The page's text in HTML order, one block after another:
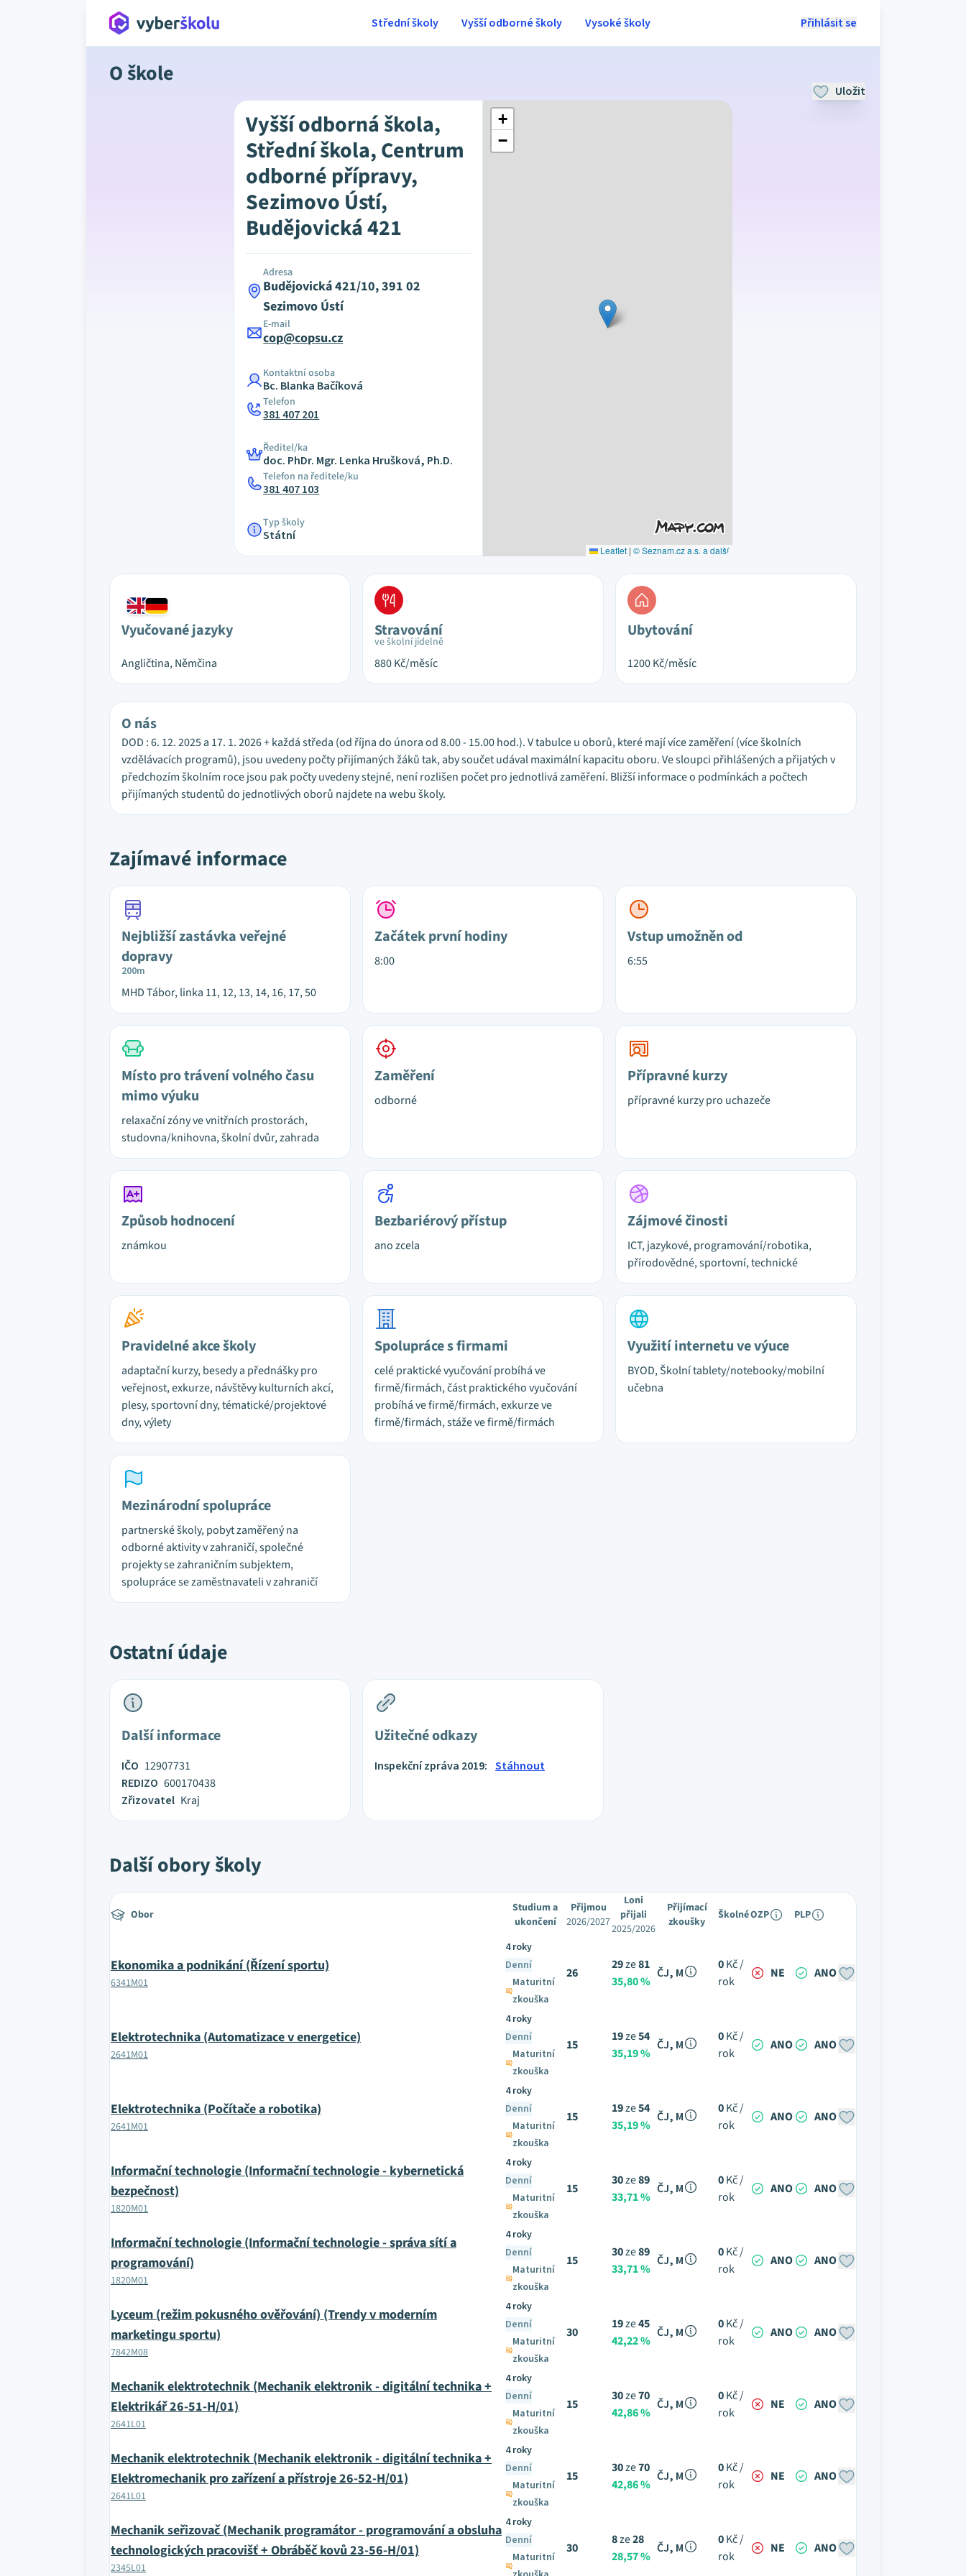
Přihlásit se
Střední školy Vyšší odborné školy Vysoké školy
O škole
Uložit
Vyšší odborná škola,
Střední škola, Centrum
odborné přípravy,
Sezimovo Ústí,
Budějovická 421
Adresa
Budějovická 421/10, 391 02
Sezimovo Ústí
E-mail
cop@copsu.cz
Kontaktní osoba
Bc. Blanka Bačíková
Telefon
381 407 201
Ředitel/ka
doc. PhDr. Mgr. Lenka Hrušková, Ph.D.
Telefon na ředitele/ku
381 407 103
Typ školy
Státní
+
−
Leaflet | © Seznam.cz a.s. a další
Vyučované jazyky
Angličtina, Němčina
Stravování
ve školní jídelně
880Kč/měsíc
Ubytování
1200Kč/měsíc
O nás
DOD : 6. 12. 2025 a 17. 1. 2026 + každá středa (od října do února od 8.00 - 15.00 hod.). V tabulce u oborů, které mají více zaměření (více školních
vzdělávacích programů), jsou uvedeny počty přijímaných žáků tak, aby součet udával maximální kapacitu oboru. Ve sloupci přihlášených a přijatých v
předchozím školním roce jsou pak počty uvedeny stejné, není rozlišen počet pro jednotlivá zaměření. Bližší informace o podmínkách a počtech
přijímaných studentů do jednotlivých oborů najdete na webu školy.
Zajímavé informace
Nejbližší zastávka veřejné
dopravy
200m
MHD Tábor, linka 11, 12, 13, 14, 16, 17, 50
Začátek první hodiny
8:00
Vstup umožněn od
6:55
Místo pro trávení volného času
mimo výuku
relaxační zóny ve vnitřních prostorách,
studovna/knihovna, školní dvůr, zahrada
Zaměření
odborné
Přípravné kurzy
přípravné kurzy pro uchazeče
Způsob hodnocení
známkou
Bezbariérový přístup
ano zcela
Zájmové činosti
ICT, jazykové, programování/robotika,
přírodovědné, sportovní, technické
Pravidelné akce školy
adaptační kurzy, besedy a přednášky pro
veřejnost, exkurze, návštěvy kulturních akcí,
plesy, sportovní dny, tématické/projektové
dny, výlety
Spolupráce s firmami
celé praktické vyučování probíhá ve
firmě/firmách, část praktického vyučování
probíhá ve firmě/firmách, exkurze ve
firmě/firmách, stáže ve firmě/firmách
Využití internetu ve výuce
BYOD, Školní tablety/notebooky/mobilní
učebna
Mezinárodní spolupráce
partnerské školy, pobyt zaměřený na
odborné aktivity v zahraničí, společné
projekty se zahraničním subjektem,
spolupráce se zaměstnavateli v zahraničí
Ostatní údaje
Další informace
IČO 12907731
REDIZO 600170438
Zřizovatel Kraj
Užitečné odkazy
Inspekční zpráva 2019: Stáhnout
Další obory školy
Obor
Studium a
ukončení
Přijmou
2026/2027
Loni
přijali
2025/2026
Přijímací
zkoušky
ŠkolnéOZP PLP
Ekonomika a podnikání (Řízení sportu)
6341M01
4 roky
Denní
Maturitní
zkouška
26
29ze81
35,80 %
ČJ, M
0Kč /
rok
NE ANO
Elektrotechnika (Automatizace v energetice)
2641M01
4 roky
Denní
Maturitní
zkouška
15
19ze54
35,19 %
ČJ, M
0Kč /
rok
ANO ANO
Elektrotechnika (Počítače a robotika)
2641M01
4 roky
Denní
Maturitní
zkouška
15
19ze54
35,19 %
ČJ, M
0Kč /
rok
ANO ANO
Informační technologie (Informační technologie - kybernetická
bezpečnost)
1820M01
4 roky
Denní
Maturitní
zkouška
15
30ze89
33,71 %
ČJ, M
0Kč /
rok
ANO ANO
Informační technologie (Informační technologie - správa sítí a
programování)
1820M01
4 roky
Denní
Maturitní
zkouška
15
30ze89
33,71 %
ČJ, M
0Kč /
rok
ANO ANO
Lyceum (režim pokusného ověřování) (Trendy v moderním
marketingu sportu)
7842M08
4 roky
Denní
Maturitní
zkouška
30
19ze45
42,22 %
ČJ, M
0Kč /
rok
ANO ANO
Mechanik elektrotechnik (Mechanik elektronik - digitální technika +
Elektrikář 26-51-H/01)
2641L01
4 roky
Denní
Maturitní
zkouška
15
30ze70
42,86 %
ČJ, M
0Kč /
rok
NE ANO
Mechanik elektrotechnik (Mechanik elektronik - digitální technika +
Elektromechanik pro zařízení a přístroje 26-52-H/01)
2641L01
4 roky
Denní
Maturitní
zkouška
15
30ze70
42,86 %
ČJ, M
0Kč /
rok
NE ANO
Mechanik seřizovač (Mechanik programátor - programování a obsluha
technologických pracovišť + Obráběč kovů 23-56-H/01)
2345L01
4 roky
Denní
Maturitní
30
8ze28
28,57 %
ČJ, M
0Kč /
rok
NE ANO